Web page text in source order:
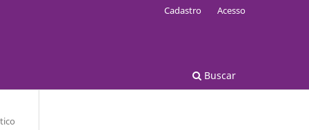
Buscar
Cadastro Acesso